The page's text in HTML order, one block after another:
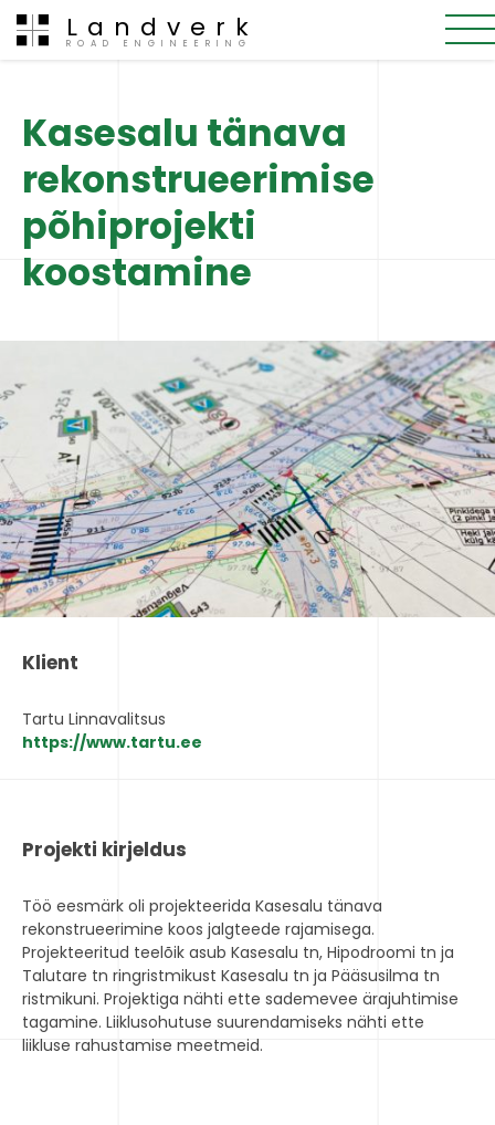
Landverk
ROAD ENGINEERING
Kasesalu tänava
rekonstrueerimise
põhiprojekti
koostamine
Klient
Tartu Linnavalitsus
https://www.tartu.ee
Projekti kirjeldus
Töö eesmärk oli projekteerida Kasesalu tänava
rekonstrueerimine koos jalgteede rajamisega.
Projekteeritud teelõik asub Kasesalu tn, Hipodroomi tn ja
Talutare tn ringristmikust Kasesalu tn ja Pääsusilma tn
ristmikuni. Projektiga nähti ette sademevee ärajuhtimise
tagamine. Liiklusohutuse suurendamiseks nähti ette
liikluse rahustamise meetmeid.